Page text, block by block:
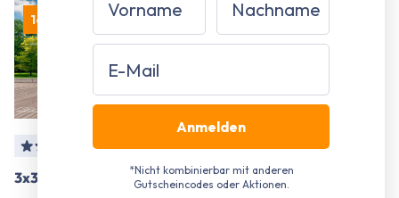
16% Rabatt
3x3 m Faltpavillon, blau
15% Rabatt
3x3 m Faltpavillon, weiß
Email
Anmelden
*Nicht kombinierbar mit anderen
Gutscheincodes oder Aktionen.